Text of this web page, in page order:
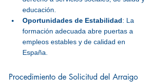
educación.
Oportunidades de Estabilidad: La
formación adecuada abre puertas a
empleos estables y de calidad en
España.
Procedimiento de Solicitud del Arraigo